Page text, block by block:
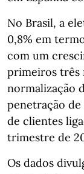
No Brasil, a
0,8% em
com um
primeiros três
normalização
penetração
de clientes
trimestre de
Os dados